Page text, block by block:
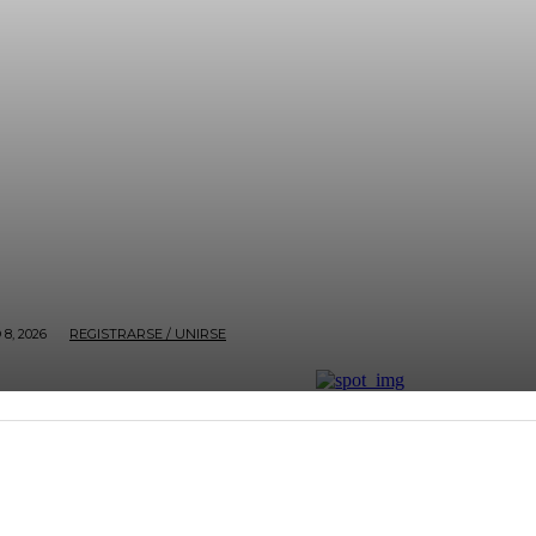
8, 2026 REGISTRARSE / UNIRSE